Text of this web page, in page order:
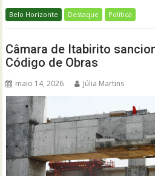
Belo Horizonte Destaque Política
Câmara de Itabirito
Código de Obras
maio 14, 2026 Júlia Martins